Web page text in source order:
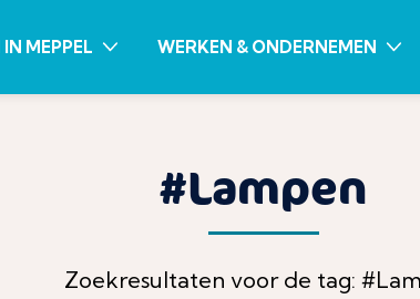
MEPPEL WERKEN & ONDERNEMEN
#Lampen
Zoekresultaten voor de tag: